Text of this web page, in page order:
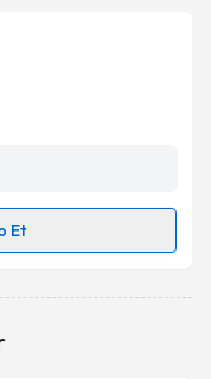
Et
almanız için bir